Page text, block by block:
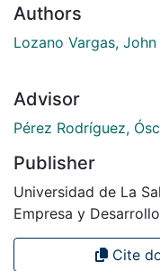
Authors
Lozano Vargas,
Advisor
Pérez Rodríguez,
Publisher
Universidad de La
Empresa y
Cite